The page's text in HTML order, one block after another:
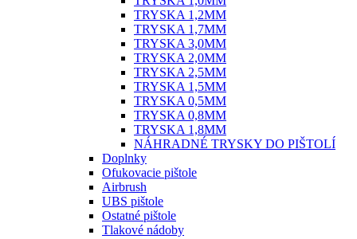
TRYSKA 1,2MM
TRYSKA 1,7MM
TRYSKA 3,0MM
TRYSKA 2,0MM
TRYSKA 2,5MM
TRYSKA 1,5MM
TRYSKA 0,5MM
TRYSKA 0,8MM
TRYSKA 1,8MM
NÁHRADNÉ TRYSKY DO PIŠTOLÍ
Doplnky
Ofukovacie pištole
Airbrush
UBS pištole
Ostatné pištole
Tlakové nádoby